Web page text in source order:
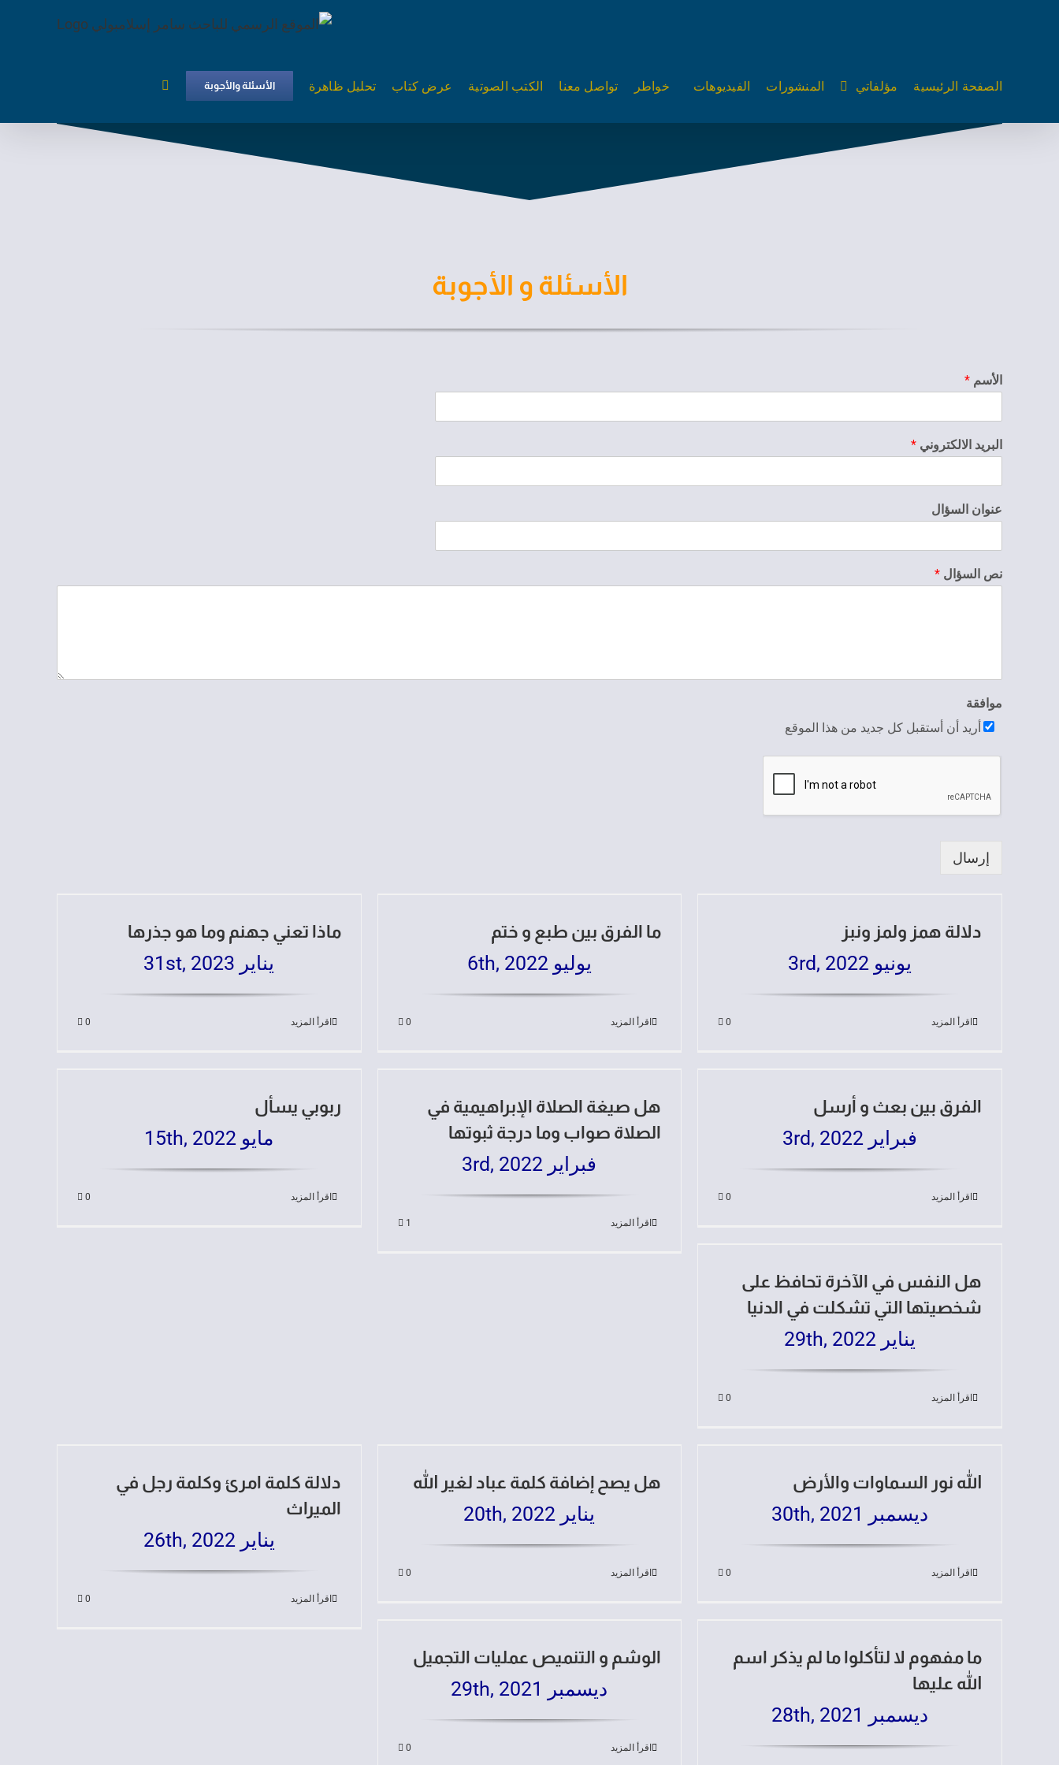
الصفحة الرئيسية مؤلفاتي المنشورات الفيديوهات خواطر تواصل معنا الكتب الصوتية عرض كتاب تحليل ظاهرة الأسئلة والأجوبة
الأسئلة و الأجوبة
الأسم *
البريد الالكتروني *
عنوان السؤال
نص السؤال *
موافقة
أريد أن أستقبل كل جديد من هذا الموقع
إرسال
ماذا تعني جهنم وما هو جذرها
يناير 31st, 2023
اقرأ المزيد 0
ما الفرق بين طبع و ختم
يوليو 6th, 2022
اقرأ المزيد 0
دلالة همز ولمز ونبز
يونيو 3rd, 2022
اقرأ المزيد 0
ربوبي يسأل
مايو 15th, 2022
اقرأ المزيد 0
هل صيغة الصلاة الإبراهيمية في
الصلاة صواب وما درجة ثبوتها
فبراير 3rd, 2022
اقرأ المزيد 1
الفرق بين بعث و أرسل
فبراير 3rd, 2022
اقرأ المزيد 0
هل النفس في الآخرة تحافظ على
شخصيتها التي تشكلت في الدنيا
يناير 29th, 2022
اقرأ المزيد 0
دلالة كلمة امرئ وكلمة رجل في
الميراث
يناير 26th, 2022
اقرأ المزيد 0
هل يصح إضافة كلمة عباد لغير الله
يناير 20th, 2022
اقرأ المزيد 0
الله نور السماوات والأرض
ديسمبر 30th, 2021
اقرأ المزيد 0
الوشم و التنميص عمليات التجميل
ديسمبر 29th, 2021
اقرأ المزيد 0
ما مفهوم لا لتأكلوا ما لم يذكر اسم
الله عليها
ديسمبر 28th, 2021